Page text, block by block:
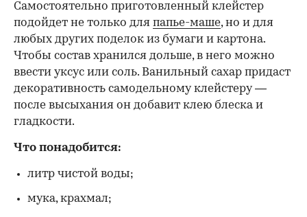
Самостоятельно приготовленный клейстер
подойдет не только для папье-маше, но и для
любых других поделок из бумаги и картона.
Чтобы состав хранился дольше, в него можно
ввести уксус или соль. Ванильный сахар придаст
декоративность самодельному клейстеру —
после высыхания он добавит клею блеска и
гладкости.
Что понадобится:
литр чистой воды;
мука, крахмал;